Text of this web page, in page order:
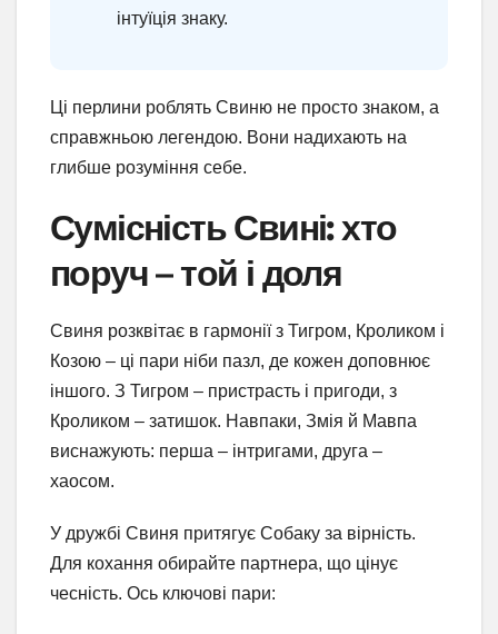
інтуїція знаку.
Ці перлини роблять Свиню не просто знаком, а
справжньою легендою. Вони надихають на
глибше розуміння себе.
Сумісність Свині: хто
поруч – той і доля
Свиня розквітає в гармонії з Тигром, Кроликом і
Козою – ці пари ніби пазл, де кожен доповнює
іншого. З Тигром – пристрасть і пригоди, з
Кроликом – затишок. Навпаки, Змія й Мавпа
виснажують: перша – інтригами, друга –
хаосом.
У дружбі Свиня притягує Собаку за вірність.
Для кохання обирайте партнера, що цінує
чесність. Ось ключові пари: